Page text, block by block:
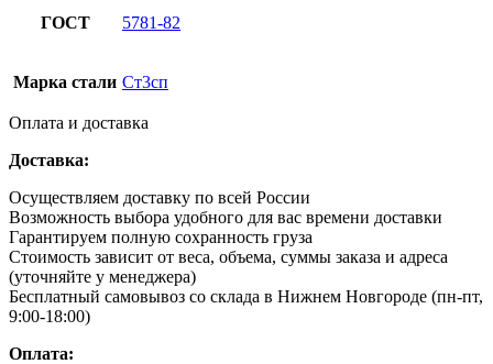
ГОСТ 5781-82
Марка стали Ст3сп
Оплата и доставка
Доставка:
Осуществляем доставку по всей России
Возможность выбора удобного для вас времени доставки
Гарантируем полную сохранность груза
Стоимость зависит от веса, объема, суммы заказа и адреса
(уточняйте у менеджера)
Бесплатный самовывоз со склада в Нижнем Новгороде (пн-пт,
9:00-18:00)
Оплата: